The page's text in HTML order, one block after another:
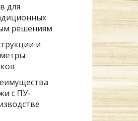
для
решениям
и
с ПУ-